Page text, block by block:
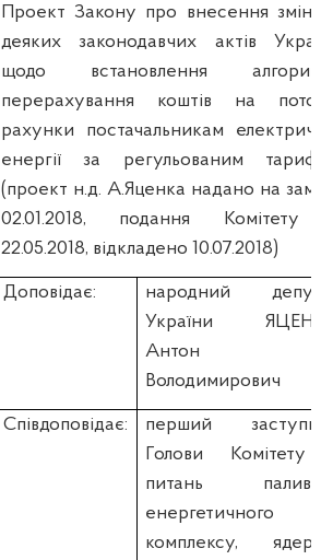
Проект Закону про внесення змін
деяких законодавчих актів
щодо встановлення
перерахування коштів на
рахунки постачальникам
енергії за регульованим
(проект н.д. А.Яценка надано на
02.01.2018, подання Комітету
22.05.2018, відкладено 10.07.2018)
Доповідає:
народний
України
Антон
Володимирович
Співдоповідає:
перший
Голови Комітету
питань
енергетичного
комплексу,